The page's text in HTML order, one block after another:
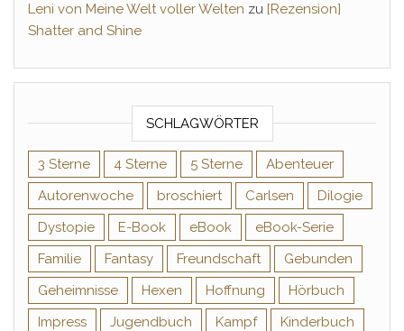
Leni von Meine Welt voller Welten zu [Rezension]
Shatter and Shine
SCHLAGWÖRTER
3 Sterne 4 Sterne 5 Sterne
Abenteuer
Autorenwoche
broschiert Carlsen
Dilogie
Dystopie
E-Book eBook
eBook-Serie
Familie
Fantasy Freundschaft
Gebunden
Geheimnisse
Hexen Hoffnung
Hörbuch
Impress
Jugendbuch Kampf
Kinderbuch